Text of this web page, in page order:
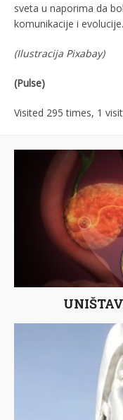
sveta u naporima da
komunikacije i evolucije.
(Ilustracija Pixabay)
(Pulse)
Visited 295 times, 1